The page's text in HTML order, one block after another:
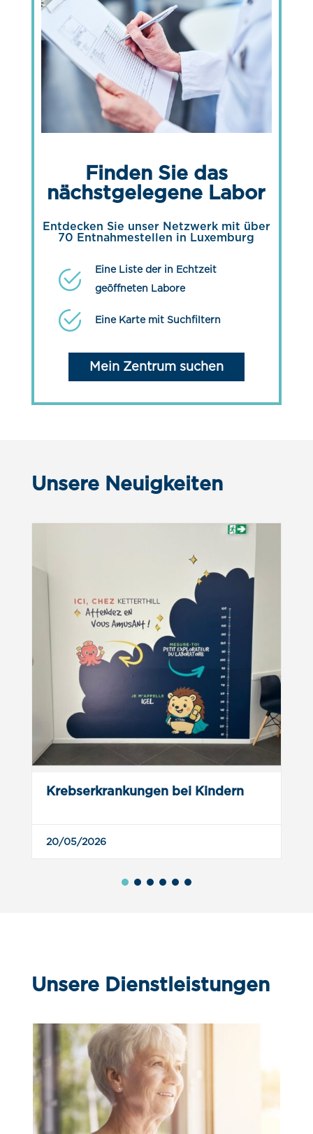
Finden Sie das
nächstgelegene Labor
Entdecken Sie unser Netzwerk mit über
70 Entnahmestellen in Luxemburg
Eine Liste der in Echtzeit
geöffneten Labore
Eine Karte mit Suchfiltern
Mein Zentrum suchen
Unsere Neuigkeiten
Krebserkrankungen bei Kindern
20/05/2026
Unsere Dienstleistungen